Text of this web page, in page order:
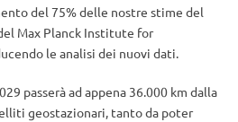
del 75% delle nostre stime del
Max Planck Institute for
le analisi dei nuovi dati.
passerà ad appena 36.000 km dalla
geostazionari, tanto da poter